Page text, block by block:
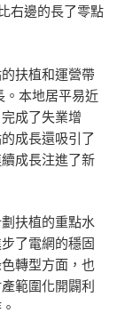
右邊的長了零點
扶植和運營帶
。本地居平易近
成了失業增
成長還吸引了
成長注進了新
扶植的重點水
了電網的穩固
轉型方面，也
範圍化開闢利